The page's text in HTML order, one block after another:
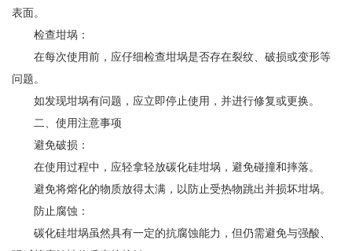
表面。
检查坩埚：
在每次使用前，应仔细检查坩埚是否存在裂纹、破损或变形等
问题。
如发现坩埚有问题，应立即停止使用，并进行修复或更换。
二、使用注意事项
避免破损：
在使用过程中，应轻拿轻放碳化硅坩埚，避免碰撞和摔落。
避免将熔化的物质放得太满，以防止受热物跳出并损坏坩埚。
防止腐蚀：
碳化硅坩埚虽然具有一定的抗腐蚀能力，但仍需避免与强酸、